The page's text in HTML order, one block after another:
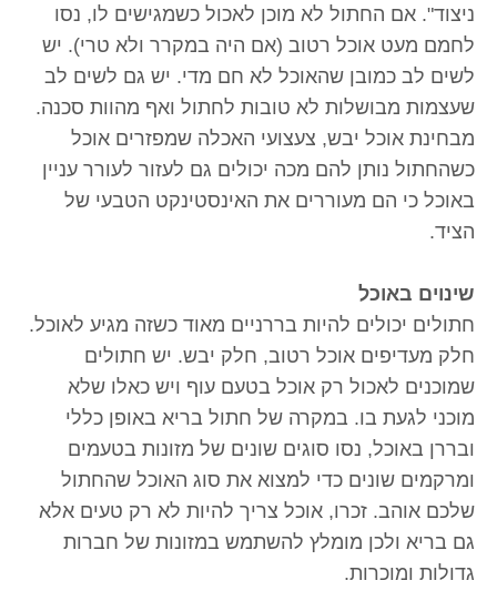
ניצוד". אם החתול לא מוכן לאכול כשמגישים לו, נסו
לחמם מעט אוכל רטוב (אם היה במקרר ולא טרי). יש
לשים לב כמובן שהאוכל לא חם מדי. יש גם לשים לב
שעצמות מבושלות לא טובות לחתול ואף מהוות סכנה.
מבחינת אוכל יבש, צעצועי האכלה שמפזרים אוכל
כשהחתול נותן להם מכה יכולים גם לעזור לעורר עניין
באוכל כי הם מעוררים את האינסטינקט הטבעי של
הציד.
שינוים באוכל
חתולים יכולים להיות בררניים מאוד כשזה מגיע לאוכל.
חלק מעדיפים אוכל רטוב, חלק יבש. יש חתולים
שמוכנים לאכול רק אוכל בטעם עוף ויש כאלו שלא
מוכני לגעת בו. במקרה של חתול בריא באופן כללי
ובררן באוכל, נסו סוגים שונים של מזונות בטעמים
ומרקמים שונים כדי למצוא את סוג האוכל שהחתול
שלכם אוהב. זכרו, אוכל צריך להיות לא רק טעים אלא
גם בריא ולכן מומלץ להשתמש במזונות של חברות
גדולות ומוכרות.